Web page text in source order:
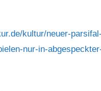
kultur/neuer-
nur-in-